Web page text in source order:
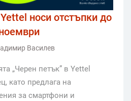
носи отстъпки до
Василев
„Черен петък” в Yettel
като предлага на
за смартфони и